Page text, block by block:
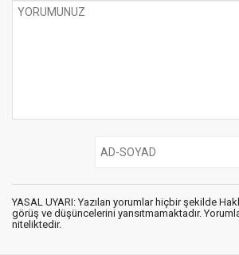
YASAL UYARI: Yazılan yorumlar hiçbir şekilde
görüş ve düşüncelerini yansıtmamaktadır.
niteliktedir.